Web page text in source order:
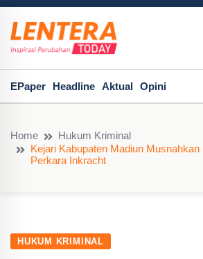
EPaper Headline Aktual Opini
Home
Hukum Kriminal
Kejari Kabupaten Madiun
Perkara Inkracht
HUKUM KRIMINAL